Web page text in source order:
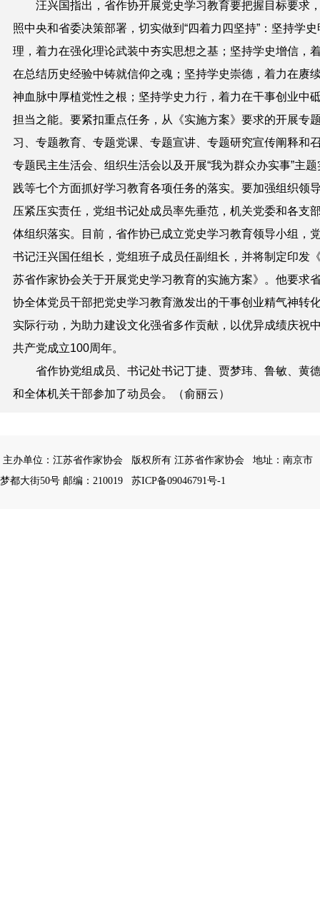
汪兴国指出，省作协开展党史学习教育要把握目标要求
照中央和省委决策部署，切实做到“四着力四坚持”：坚持学史
理，着力在强化理论武装中夯实思想之基；坚持学史增信，
在总结历史经验中铸就信仰之魂；坚持学史崇德，着力在赓
神血脉中厚植党性之根；坚持学史力行，着力在干事创业中
担当之能。要紧扣重点任务，从《实施方案》要求的开展专
习、专题教育、专题党课、专题宣讲、专题研究宣传阐释和
专题民主生活会、组织生活会以及开展“我为群众办实事”主题
践等七个方面抓好学习教育各项任务的落实。要加强组织领
压紧压实责任，党组书记处成员率先垂范，机关党委和各支
体组织落实。目前，省作协已成立党史学习教育领导小组，
书记汪兴国任组长，党组班子成员任副组长，并将制定印发
苏省作家协会关于开展党史学习教育的实施方案》。他要求
协全体党员干部把党史学习教育激发出的干事创业精气神转
实际行动，为助力建设文化强省多作贡献，以优异成绩庆祝
共产党成立100周年。
省作协党组成员、书记处书记丁捷、贾梦玮、鲁敏、黄
和全体机关干部参加了动员会。（俞丽云）
主办单位：江苏省作家协会 版权所有 江苏省作家协会
地址：南京市
梦都大街50号 邮编：210019
苏ICP备09046791号-1